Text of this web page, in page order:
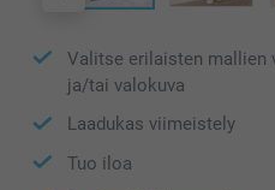
Valitse erilaisten mallien
ja/tai valokuva
Laadukas viimeistely
Tuo iloa